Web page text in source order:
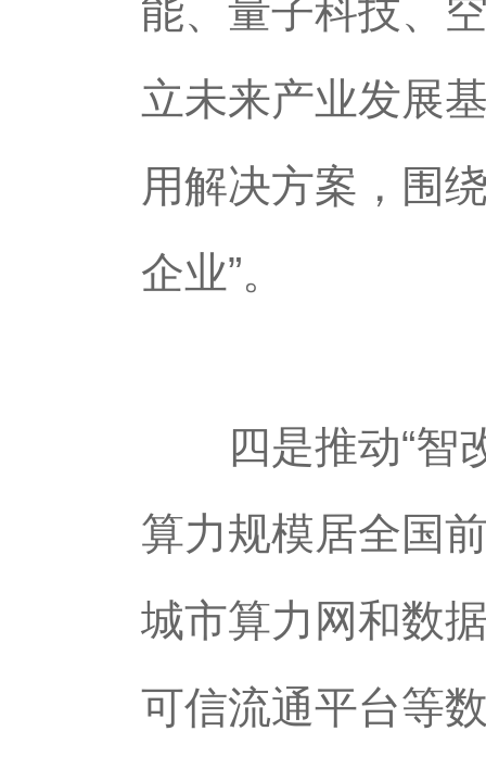
能、量子科技、
立未来产业发展
用解决方案，围
企业”。
四是推动“智改
算力规模居全国
城市算力网和数
可信流通平台等